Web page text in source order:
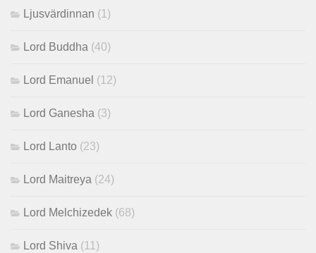
Ljusvärdinnan (1)
Lord Buddha (40)
Lord Emanuel (12)
Lord Ganesha (3)
Lord Lanto (23)
Lord Maitreya (24)
Lord Melchizedek (68)
Lord Shiva (11)